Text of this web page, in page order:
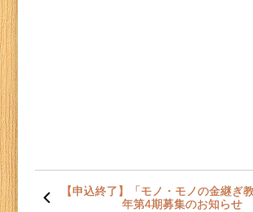
ナ
【申込終了】「モノ・モノの金継ぎ
年第4期募集のお知らせ